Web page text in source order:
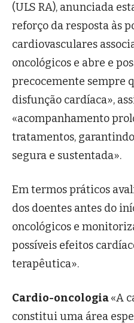
(ULS RA), anunciada
reforço da resposta às
cardiovasculares
oncológicos e abre e
precocemente sempre
disfunção cardíaca»,
«acompanhamento
tratamentos,
segura e sustentada».
Em termos práticos
dos doentes antes do
oncológicos e
possíveis efeitos
terapêutica».
Cardio-oncologia«A
constitui uma área